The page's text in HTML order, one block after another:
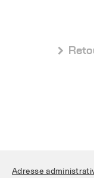

Adresse